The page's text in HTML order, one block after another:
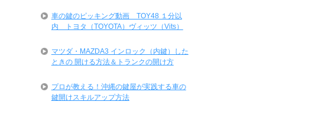
車の鍵のピッキング動画 TOY48 １分以
内 トヨタ（TOYOTA）ヴィッツ（Vits）
マツダ・MAZDA3 インロック（内鍵）した
ときの 開ける方法＆トランクの開け方
プロが教える！沖縄の鍵屋が実践する車の
鍵開けスキルアップ方法